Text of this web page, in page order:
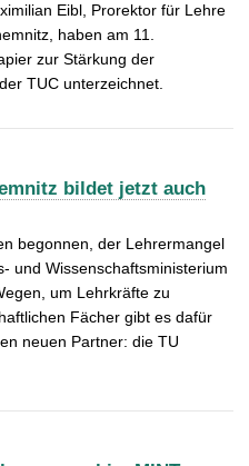
Eibl, Prorektor für Lehre
haben am 11.
zur Stärkung der
TUC unterzeichnet.
bildet jetzt auch
begonnen, der Lehrermangel
und Wissenschaftsministerium
um Lehrkräfte zu
Fächer gibt es dafür
neuen Partner: die TU